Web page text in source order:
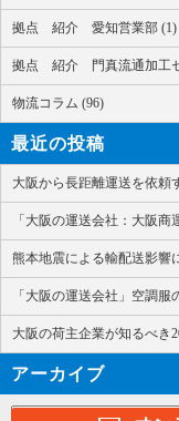
拠点 紹介 愛知営業部 (1)
拠点 紹介 門真流通加工
物流コラム (96)
最近の投稿
大阪から長距離運送を依頼
「大阪の運送会社：大阪商
熊本地震による輸配送影響
「大阪の運送会社」空調
大阪の荷主企業が知るべき
アーカイブ